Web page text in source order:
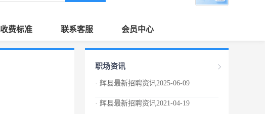
收费标准 联系客服 会员中心
职场资讯
· 辉县最新招聘资讯2025-06-09
· 辉县最新招聘资讯2021-04-19